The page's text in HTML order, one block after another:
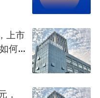
上市
何
，